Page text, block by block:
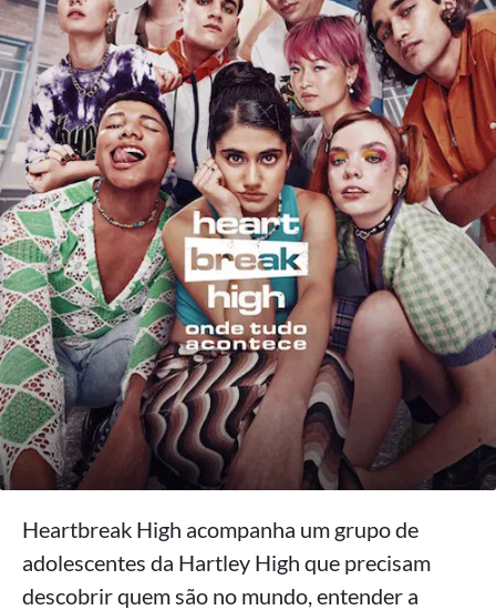
Heartbreak High acompanha um grupo de
adolescentes da Hartley High que precisam
descobrir quem são no mundo, entender a